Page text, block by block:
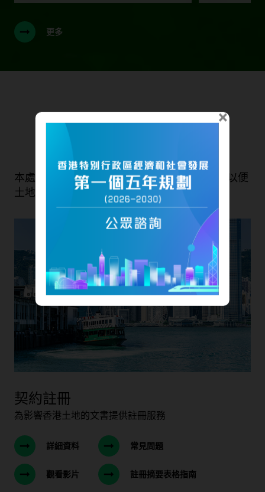
更多
我們的服務
本處旨在維持一套快捷有效的土地註冊制度，以便
土地交易有秩序地進行
契約註冊
為影響香港土地的文書提供註冊服務
詳細資料 常見問題
觀看影片 註冊摘要表格指南
×